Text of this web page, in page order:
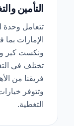
التأمين
تتعامل
الإمارات
ونكست كير
تختلف في
فريقنا من
وتتوفر
التغطية.